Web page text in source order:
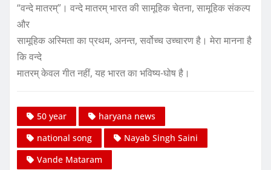
“वन्दे मातरम्”। वन्दे मातरम् भारत की सामूहिक चेतना, सामूहिक संकल्प
और
सामूहिक अस्मिता का प्रथम, अनन्त, सर्वोच्च उच्चारण है। मेरा मानना है
कि वन्दे
मातरम् केवल गीत नहीं, यह भारत का भविष्य-घोष है।
50 year
haryana news
national song
Nayab Singh Saini
Vande Mataram